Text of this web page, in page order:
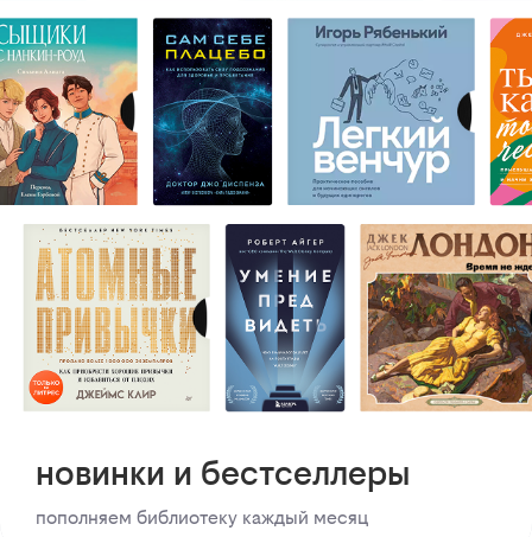
новинки и бестселлеры
пополняем библиотеку каждый месяц